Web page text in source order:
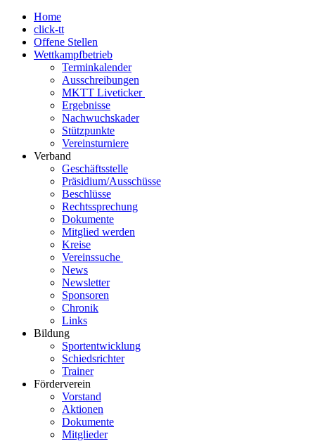
Home
click-tt
Offene Stellen
Wettkampfbetrieb
Terminkalender
Ausschreibungen
MKTT Liveticker
Ergebnisse
Nachwuchskader
Stützpunkte
Vereinsturniere
Verband
Geschäftsstelle
Präsidium/Ausschüsse
Beschlüsse
Rechtssprechung
Dokumente
Mitglied werden
Kreise
Vereinssuche
News
Newsletter
Sponsoren
Chronik
Links
Bildung
Sportentwicklung
Schiedsrichter
Trainer
Förderverein
Vorstand
Aktionen
Dokumente
Mitglieder